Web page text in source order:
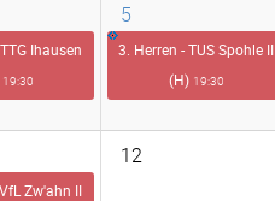
Ihausen
19:30
5
3. Herren - TUS Spohle II
(H) 19:30
Zw'ahn II
12